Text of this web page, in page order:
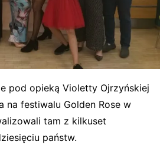
pod opieką Violetty Ojrzyńskiej
na festiwalu Golden Rose w
tam z kilkuset
państw.